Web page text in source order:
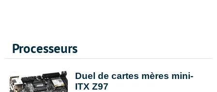
Processeurs
Duel de cartes mères mini-
ITX Z97